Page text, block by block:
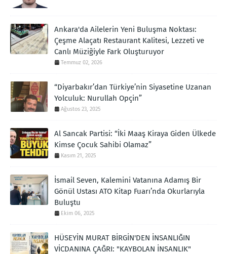
Ankara'da Ailelerin Yeni Buluşma Noktası:
Çeşme Alaçatı Restaurant Kalitesi, Lezzeti ve
Canlı Müziğiyle Fark Oluşturuyor
Temmuz 02, 2026
“Diyarbakır’dan Türkiye’nin Siyasetine Uzanan
Yolculuk: Nurullah Opçin”
Ağustos 23, 2025
Al Sancak Partisi: “İki Maaş Kiraya Giden Ülkede
Kimse Çocuk Sahibi Olamaz”
Kasım 21, 2025
İsmail Seven, Kalemini Vatanına Adamış Bir
Gönül Ustası ATO Kitap Fuarı’nda Okurlarıyla
Buluştu
Ekim 06, 2025
HÜSEYİN MURAT BİRGİN'DEN İNSANLIĞIN
VİCDANINA ÇAĞRI: "KAYBOLAN İNSANLIK"